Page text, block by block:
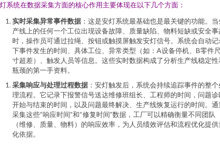
系统在数据采集方面的核心作用主要体现在以下几个方面：
实时采集异常事件数据 ：这是安灯系统最基础也是最关键的功能。
产线上的任何一个工位出现设备故障、质量缺陷、物料短缺或安全事
时，操作员可通过拉绳、按钮或触摸屏触发安灯信号。系统会自动记
下事件发生的时间、具体工位、异常类型（如：A设备停机、B零件
寸超差）、触发人员等信息。这些实时数据构成了分析生产线稳定性
瓶颈的第一手资料。
采集响应与处理过程数据 ：安灯触发后，系统会持续追踪事件的整
理流程。它记录下报警信号送达维修班组长、工程师的时间，问题诊
开始与结束的时间，以及问题最终解决、生产线恢复运行的时间。通
采集这些“响应时间”和“修复时间”数据，工厂可以精确衡量不同团队
（维修、质量、物料）的响应效率，为人员绩效评估和流程优化提
化依据。